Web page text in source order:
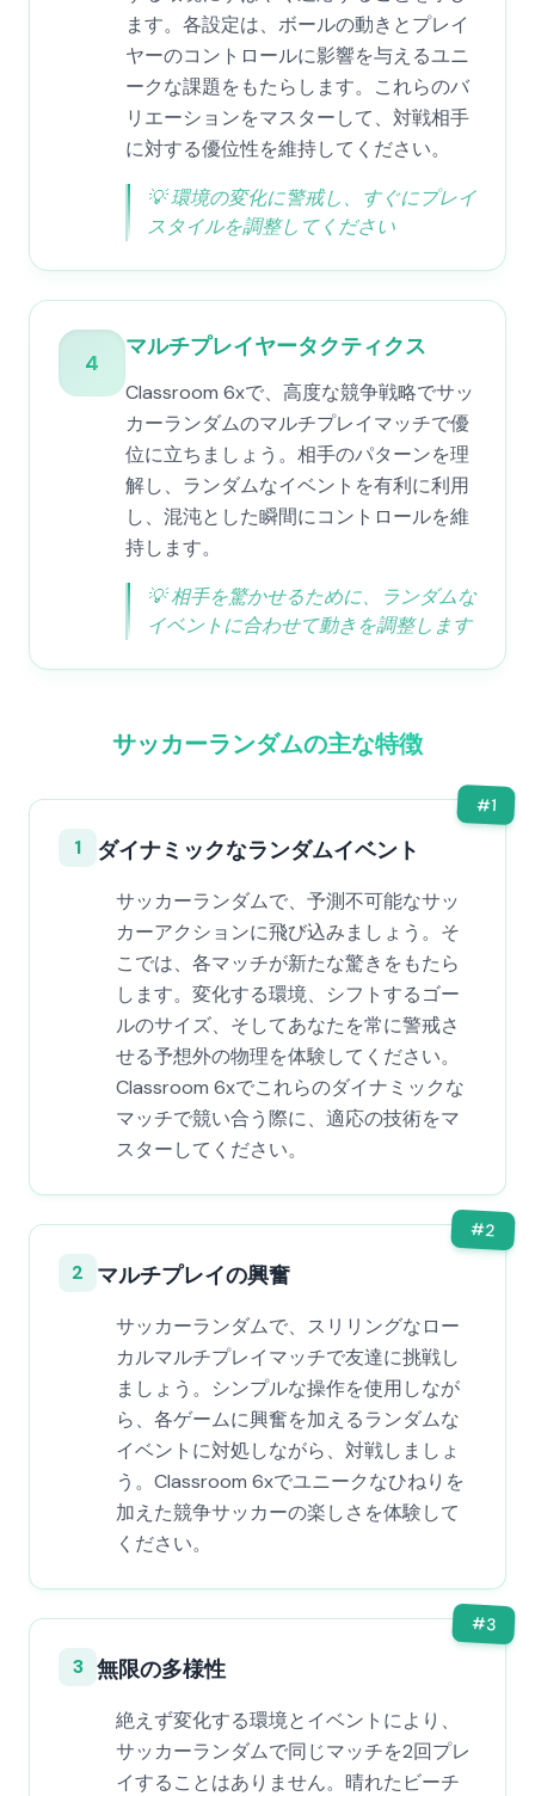
ます。各設定は、ボールの動きとプレイ
ヤーのコントロールに影響を与えるユニ
ークな課題をもたらします。これらのバ
リエーションをマスターして、対戦相手
に対する優位性を維持してください。
💡環境の変化に警戒し、すぐにプレイ
スタイルを調整してください
4
マルチプレイヤータクティクス
Classroom 6xで、高度な競争戦略でサッ
カーランダムのマルチプレイマッチで優
位に立ちましょう。相手のパターンを理
解し、ランダムなイベントを有利に利用
し、混沌とした瞬間にコントロールを維
持します。
💡相手を驚かせるために、ランダムな
イベントに合わせて動きを調整します
サッカーランダムの主な特徴
#1
1 ダイナミックなランダムイベント
サッカーランダムで、予測不可能なサッ
カーアクションに飛び込みましょう。そ
こでは、各マッチが新たな驚きをもたら
します。変化する環境、シフトするゴー
ルのサイズ、そしてあなたを常に警戒さ
せる予想外の物理を体験してください。
Classroom 6xでこれらのダイナミックな
マッチで競い合う際に、適応の技術をマ
スターしてください。
#2
2 マルチプレイの興奮
サッカーランダムで、スリリングなロー
カルマルチプレイマッチで友達に挑戦し
ましょう。シンプルな操作を使用しなが
ら、各ゲームに興奮を加えるランダムな
イベントに対処しながら、対戦しましょ
う。Classroom 6xでユニークなひねりを
加えた競争サッカーの楽しさを体験して
ください。
#3
3 無限の多様性
絶えず変化する環境とイベントにより、
サッカーランダムで同じマッチを2回プレ
イすることはありません。晴れたビーチ